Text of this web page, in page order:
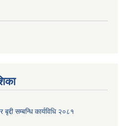
सम्बन्धि कार्यविधि २०८१